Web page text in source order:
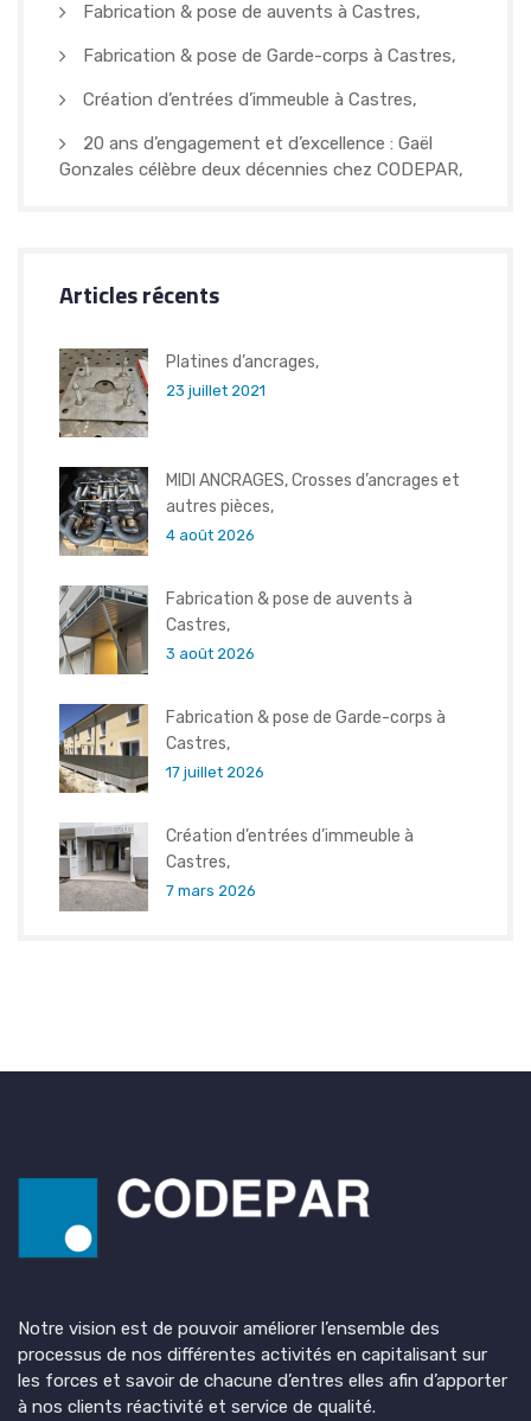
Fabrication & pose de auvents à Castres,
Fabrication & pose de Garde-corps à Castres,
Création d’entrées d’immeuble à Castres,
20 ans d’engagement et d’excellence : Gaël
Gonzales célèbre deux décennies chez CODEPAR,
Articles récents
Platines d’ancrages,
23 juillet 2021
MIDI ANCRAGES, Crosses d’ancrages et
autres pièces,
4 août 2026
Fabrication & pose de auvents à
Castres,
3 août 2026
Fabrication & pose de Garde-corps à
Castres,
17 juillet 2026
Création d’entrées d’immeuble à
Castres,
7 mars 2026
Notre vision est de pouvoir améliorer l’ensemble des
processus de nos différentes activités en capitalisant sur
les forces et savoir de chacune d’entres elles afin d’apporter
à nos clients réactivité et service de qualité.